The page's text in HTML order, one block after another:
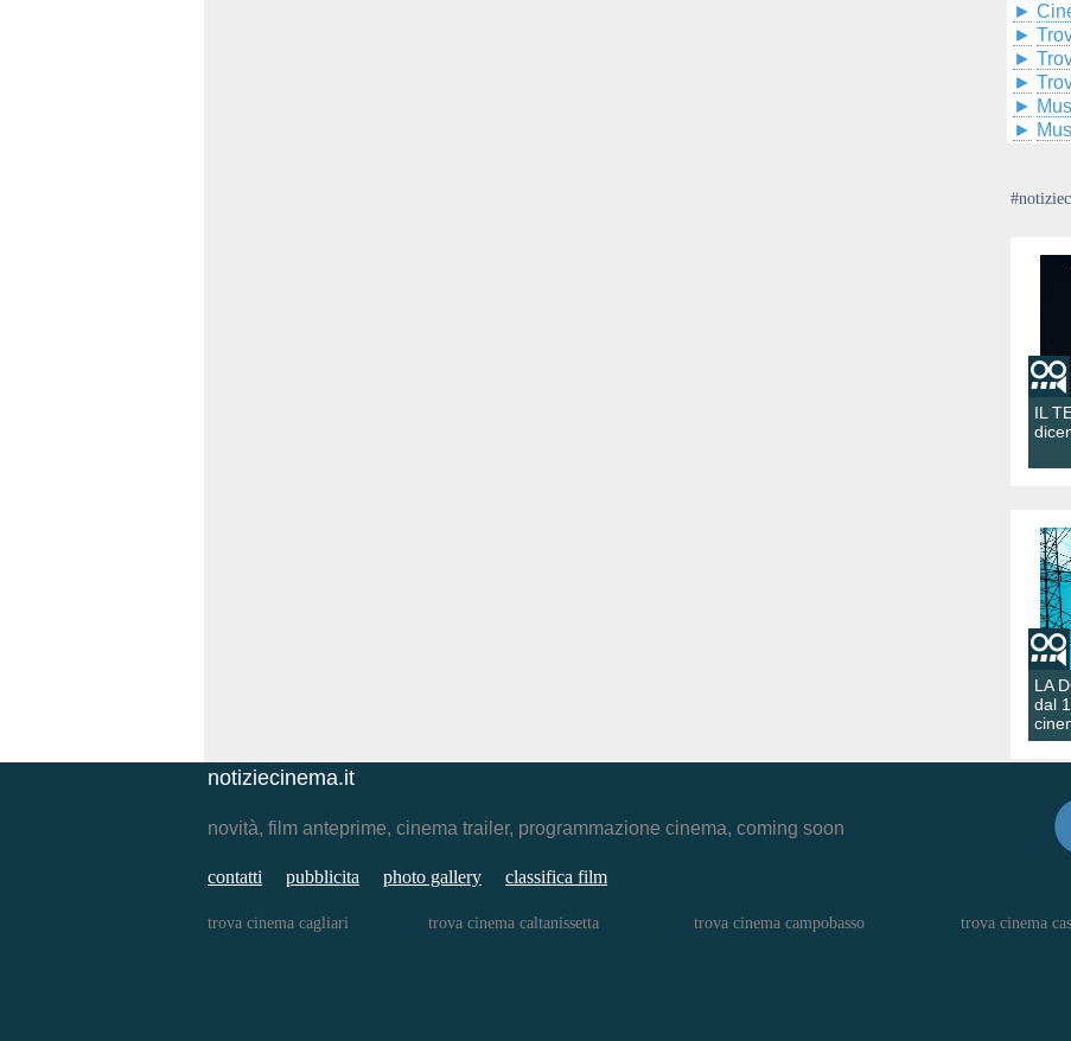
►
►
►
►
►
►
IL
LA
dal
notiziecinema.it
novità, film anteprime, cinema trailer, programmazione cinema, coming soon
contatti pubblicita photo gallery classifica film
trova cinema cagliari trova cinema caltanissetta trova cinema campobasso trova cinema